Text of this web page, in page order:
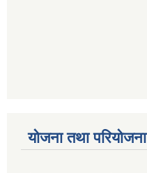
योजना तथा परियोजना